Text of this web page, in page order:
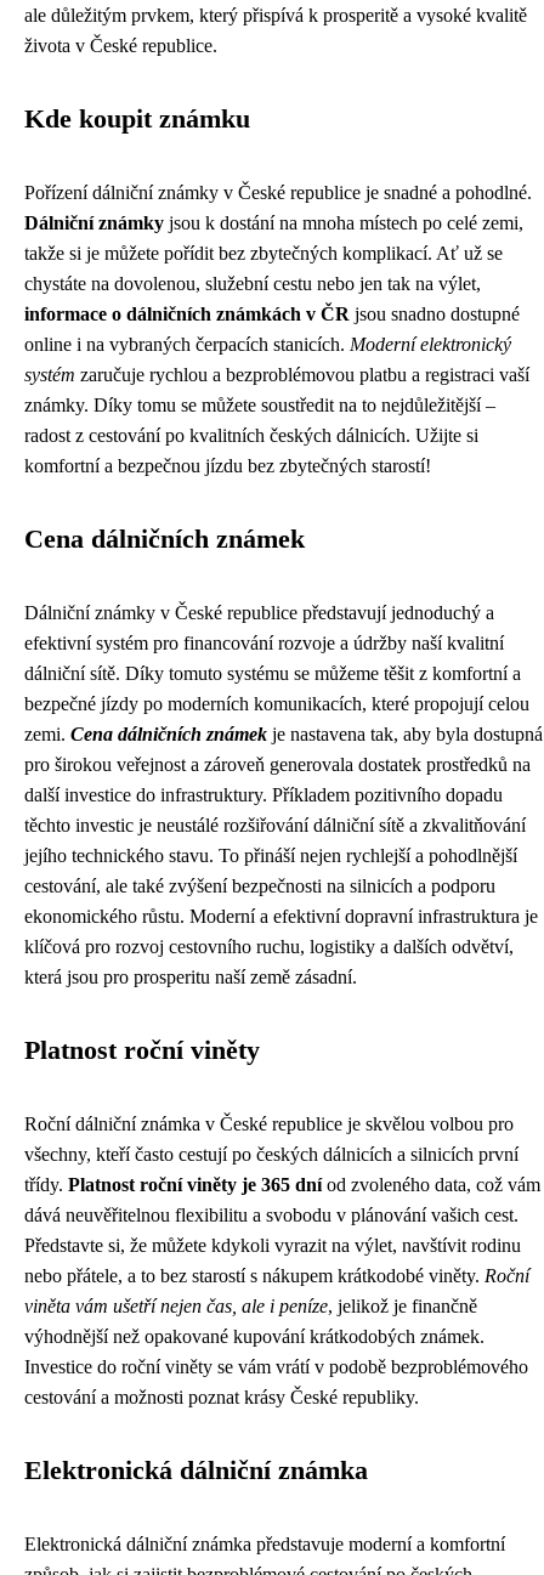
ale důležitým prvkem, který přispívá k prosperitě a vysoké kvalitě
života v České republice.
Kde koupit známku
Pořízení dálniční známky v České republice je snadné a pohodlné.
Dálniční známky jsou k dostání na mnoha místech po celé zemi,
takže si je můžete pořídit bez zbytečných komplikací. Ať už se
chystáte na dovolenou, služební cestu nebo jen tak na výlet,
informace o dálničních známkách v ČR jsou snadno dostupné
online i na vybraných čerpacích stanicích. Moderní elektronický
systém zaručuje rychlou a bezproblémovou platbu a registraci vaší
známky. Díky tomu se můžete soustředit na to nejdůležitější –
radost z cestování po kvalitních českých dálnicích. Užijte si
komfortní a bezpečnou jízdu bez zbytečných starostí!
Cena dálničních známek
Dálniční známky v České republice představují jednoduchý a
efektivní systém pro financování rozvoje a údržby naší kvalitní
dálniční sítě. Díky tomuto systému se můžeme těšit z komfortní a
bezpečné jízdy po moderních komunikacích, které propojují celou
zemi. Cena dálničních známek je nastavena tak, aby byla dostupná
pro širokou veřejnost a zároveň generovala dostatek prostředků na
další investice do infrastruktury. Příkladem pozitivního dopadu
těchto investic je neustálé rozšiřování dálniční sítě a zkvalitňování
jejího technického stavu. To přináší nejen rychlejší a pohodlnější
cestování, ale také zvýšení bezpečnosti na silnicích a podporu
ekonomického růstu. Moderní a efektivní dopravní infrastruktura je
klíčová pro rozvoj cestovního ruchu, logistiky a dalších odvětví,
která jsou pro prosperitu naší země zásadní.
Platnost roční viněty
Roční dálniční známka v České republice je skvělou volbou pro
všechny, kteří často cestují po českých dálnicích a silnicích první
třídy. Platnost roční viněty je 365 dníod zvoleného data, což vám
dává neuvěřitelnou flexibilitu a svobodu v plánování vašich cest.
Představte si, že můžete kdykoli vyrazit na výlet, navštívit rodinu
nebo přátele, a to bez starostí s nákupem krátkodobé viněty. Roční
viněta vám ušetří nejen čas, ale i peníze, jelikož je finančně
výhodnější než opakované kupování krátkodobých známek.
Investice do roční viněty se vám vrátí v podobě bezproblémového
cestování a možnosti poznat krásy České republiky.
Elektronická dálniční známka
Elektronická dálniční známka představuje moderní a komfortní